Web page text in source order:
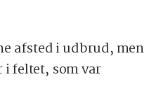
afsted i udbrud, men
i feltet, som var